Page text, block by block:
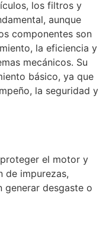
los filtros y
aunque
componentes son
la eficiencia y
mecánicos. Su
básico, ya que
la seguridad y
el motor y
de impurezas,
generar desgaste o